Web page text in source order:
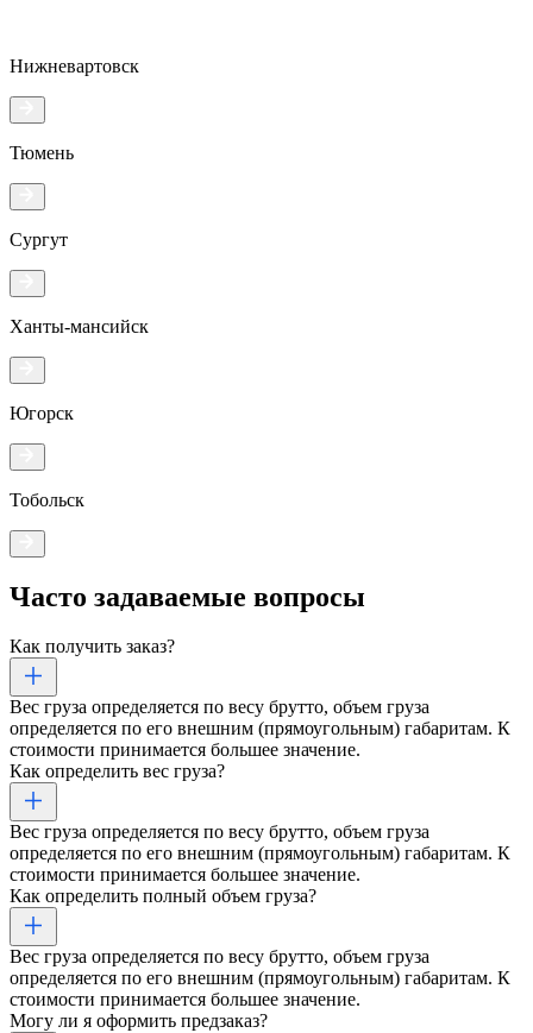
Нижневартовск
Тюмень
Сургут
Ханты-мансийск
Югорск
Тобольск
Часто задаваемые вопросы
Как получить заказ?
Вес груза определяется по весу брутто, объем груза
определяется по его внешним (прямоугольным) габаритам. К
стоимости принимается большее значение.
Как определить вес груза?
Вес груза определяется по весу брутто, объем груза
определяется по его внешним (прямоугольным) габаритам. К
стоимости принимается большее значение.
Как определить полный объем груза?
Вес груза определяется по весу брутто, объем груза
определяется по его внешним (прямоугольным) габаритам. К
стоимости принимается большее значение.
Могу ли я оформить предзаказ?